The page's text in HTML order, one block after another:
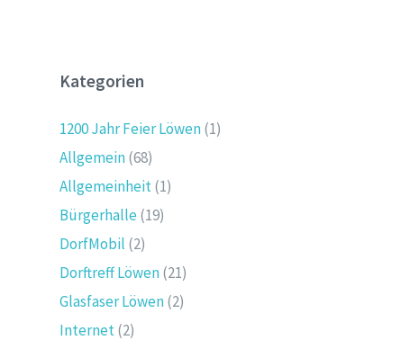
Kategorien
1200 Jahr Feier Löwen(1)
Allgemein(68)
Allgemeinheit(1)
Bürgerhalle(19)
DorfMobil (2)
Dorftreff Löwen(21)
Glasfaser Löwen(2)
Internet(2)